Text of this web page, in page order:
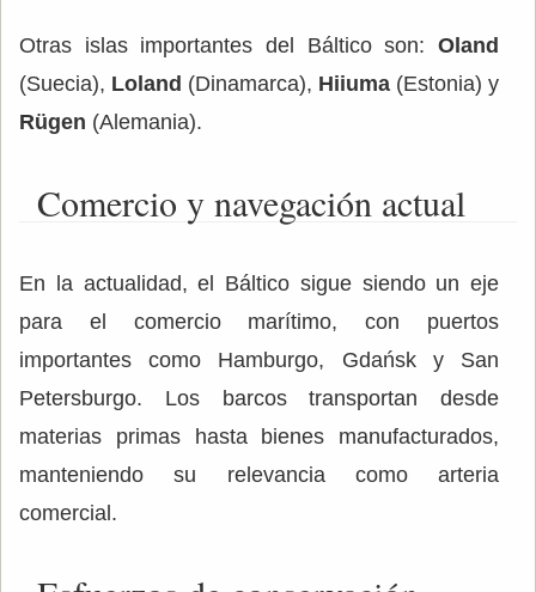
Otras islas importantes del Báltico son: Oland
(Suecia), Loland (Dinamarca), Hiiuma (Estonia) y
Rügen (Alemania).
Comercio y navegación actual
En la actualidad, el Báltico sigue siendo un eje
para el comercio marítimo, con puertos
importantes como Hamburgo, Gdańsk y San
Petersburgo. Los barcos transportan desde
materias primas hasta bienes manufacturados,
manteniendo su relevancia como arteria
comercial.